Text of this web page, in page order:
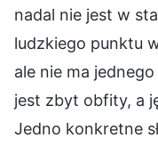
nadal nie jest w
ludzkiego punktu
ale nie ma
jest zbyt obfity, a
Jedno konkretne